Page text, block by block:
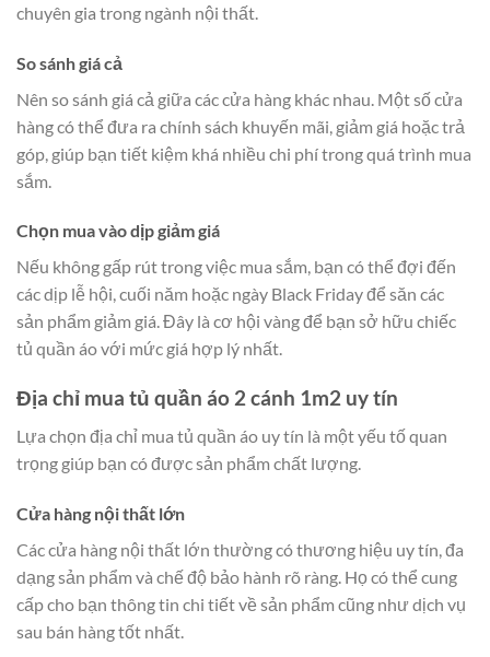
chuyên gia trong ngành nội thất.
So sánh giá cả
Nên so sánh giá cả giữa các cửa hàng khác nhau. Một số cửa
hàng có thể đưa ra chính sách khuyến mãi, giảm giá hoặc trả
góp, giúp bạn tiết kiệm khá nhiều chi phí trong quá trình mua
sắm.
Chọn mua vào dịp giảm giá
Nếu không gấp rút trong việc mua sắm, bạn có thể đợi đến
các dịp lễ hội, cuối năm hoặc ngày Black Friday để săn các
sản phẩm giảm giá. Đây là cơ hội vàng để bạn sở hữu chiếc
tủ quần áo với mức giá hợp lý nhất.
Địa chỉ mua tủ quần áo 2 cánh 1m2 uy tín
Lựa chọn địa chỉ mua tủ quần áo uy tín là một yếu tố quan
trọng giúp bạn có được sản phẩm chất lượng.
Cửa hàng nội thất lớn
Các cửa hàng nội thất lớn thường có thương hiệu uy tín, đa
dạng sản phẩm và chế độ bảo hành rõ ràng. Họ có thể cung
cấp cho bạn thông tin chi tiết về sản phẩm cũng như dịch vụ
sau bán hàng tốt nhất.